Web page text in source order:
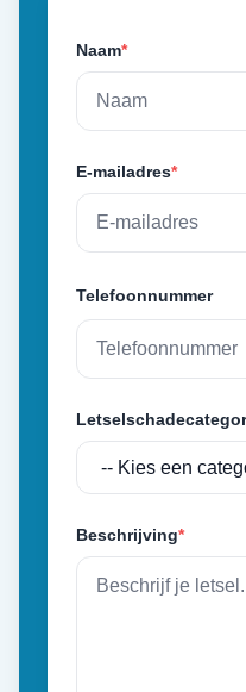
Naam*
E-mailadres*
Telefoonnummer
Beschrijving*